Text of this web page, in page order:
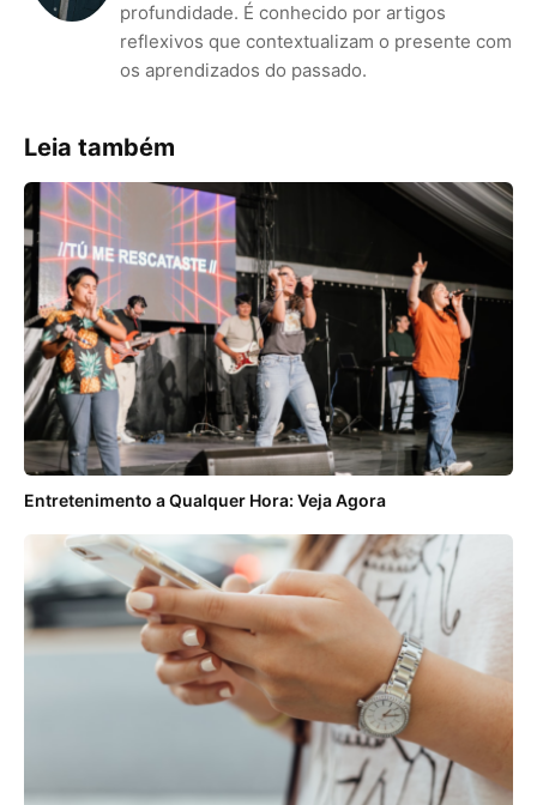
profundidade. É conhecido por artigos
reflexivos que contextualizam o presente com
os aprendizados do passado.
Leia também
Entretenimento a Qualquer Hora: Veja Agora